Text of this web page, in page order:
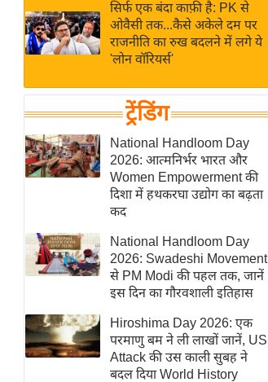
ई-पेपर
मिसाल बेमिसाल
शख्सियत
यंग इंडिया
साहित्य जगत
ऑटो वर्ल्ड
न्यूज ब्रीफ
मनोरंजन जगत
बॉलीवुड
हॉलीवुड
फिल्म समीक्षा
Breaking
News
लाइफस्टाइल
टेक्नॉलॉजी
सिर्फ एक बंदा काफ़ी है: PK से
ओवैसी तक...कैसे अकेले दम पर
राजनीति का रुख बदलने में लगे ये
'लोन वॉरियर्स'
ट्रेंडिंग
National Handloom Day
2026: आत्मनिर्भर भारत और
Women Empowerment की
दिशा में हथकरघा उद्योग का बढ़ता
कद
National Handloom Day
2026: Swadeshi Movement
से PM Modi की पहल तक, जानें
इस दिन का गौरवशाली इतिहास
Hiroshima Day 2026: एक
परमाणु बम ने ली लाखों जानें, US
Attack की उस काली सुबह ने
बदल दिया World History